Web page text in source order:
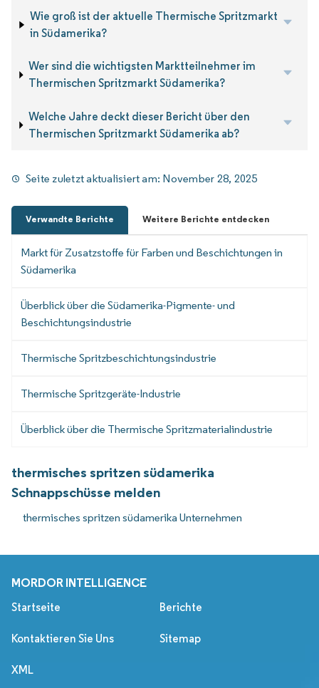
Wie groß ist der aktuelle Thermische Spritzmarkt
in Südamerika?
Wer sind die wichtigsten Marktteilnehmer im
Thermischen Spritzmarkt Südamerika?
Welche Jahre deckt dieser Bericht über den
Thermischen Spritzmarkt Südamerika ab?
Seite zuletzt aktualisiert am: November 28, 2025
Verwandte Berichte Weitere Berichte entdecken
Markt für Zusatzstoffe für Farben und Beschichtungen in
Südamerika
Überblick über die Südamerika-Pigmente- und
Beschichtungsindustrie
Thermische Spritzbeschichtungsindustrie
Thermische Spritzgeräte-Industrie
Überblick über die Thermische Spritzmaterialindustrie
thermisches spritzen südamerika
Schnappschüsse melden
thermisches spritzen südamerika Unternehmen
MORDOR INTELLIGENCE
Startseite Berichte
Kontaktieren Sie Uns Sitemap
XML